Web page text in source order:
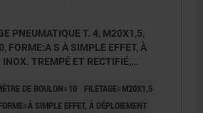
PNEUMATIQUE T. 4, M20X1,5,
FORME:A S À SIMPLE EFFET, À
INOX. TREMPÉ ET RECTIFIÉ,
DE BOULON=10
FILETAGE=M20X1,5
SIMPLE EFFET, À DÉPLOIEMENT